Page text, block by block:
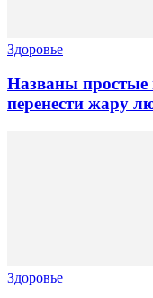
Здоровье
Названы простые
перенести жару
Здоровье